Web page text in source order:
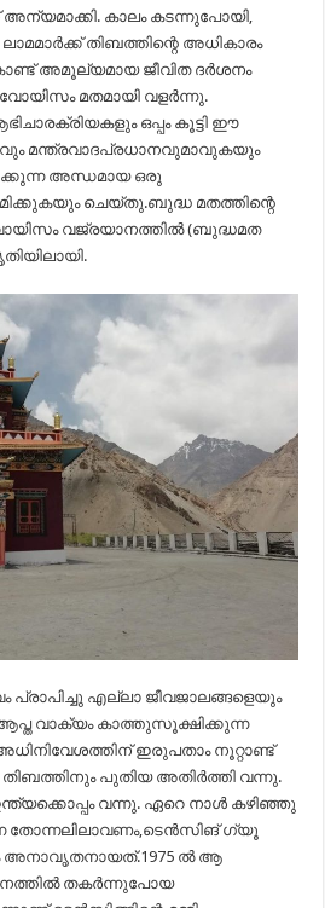
കാലം കടന്നുപോയി,
തിബത്തിന്റെ അധികാരം
അമൂല്യമായ ജീവിത ദർശനം
മതമായി വളർന്നു.
ഒപ്പം കൂട്ടി ഈ
മന്ത്രവാദപ്രധാനവുമാവുകയും
അന്ധമായ ഒരു
ചെയ്തു.ബുദ്ധ മതത്തിന്റെ
വജ്രയാനത്തിൽ (ബുദ്ധമത
എല്ലാ ജീവജാലങ്ങളെയും
വാക്യം കാത്തുസൂക്ഷിക്കുന്ന
ഇരുപതാം നൂറ്റാണ്ട്
തിബത്തിനും പുതിയ അതിർത്തി വന്നു.
വന്നു. ഏറെ നാൾ കഴിഞ്ഞു
തോന്നലിലാവണം,ടെൻസിങ് ഗ്യൂ
അനാവൃതനായത്.1975 ൽ ആ
തകർന്നുപോയ